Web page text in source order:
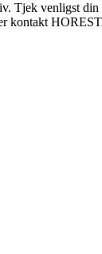
Tjek venligst
kontakt